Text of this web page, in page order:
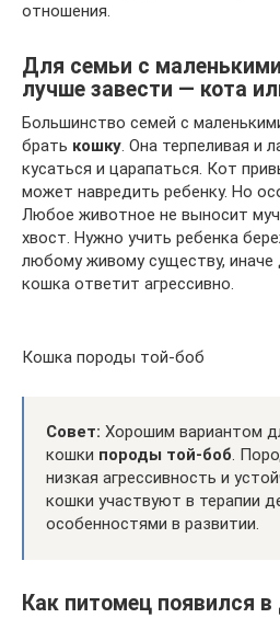
отношения.
Для семьи с
лучше завести — кота
Большинство семей с
брать кошку. Она терпеливая и
кусаться и царапаться. Кот
может навредить ребенку. Но
Любое животное не выносит
хвост. Нужно учить ребенка
любому живому существу, иначе
кошка ответит агрессивно.
Кошка породы той-боб
Совет: Хорошим вариантом
кошки породы той-боб.
низкая агрессивность и
кошки участвуют в терапии
особенностями в развитии.
Как питомец появился